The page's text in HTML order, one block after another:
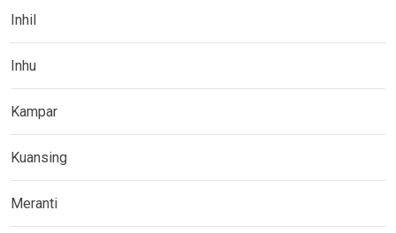
Inhil
Inhu
Kampar
Kuansing
Meranti